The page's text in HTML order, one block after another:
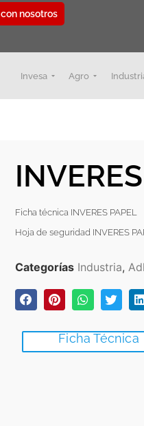
nosotros
Invesa Agro
Ficha técnica INVERES PAPEL
Hoja de seguridad INVERES
Categorías Industria,
Ficha Técnica